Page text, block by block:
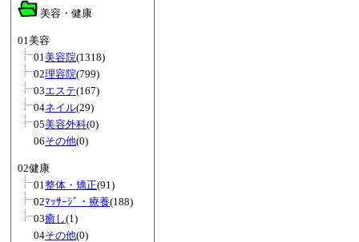
美容・健康
01美容
01美容院(1318)
02理容院(799)
03エステ(167)
04ネイル(29)
05美容外科(0)
06その他(0)
02健康
01整体・矯正(91)
02ﾏｯｻｰｼﾞ・療養(188)
03癒し(1)
04その他(0)